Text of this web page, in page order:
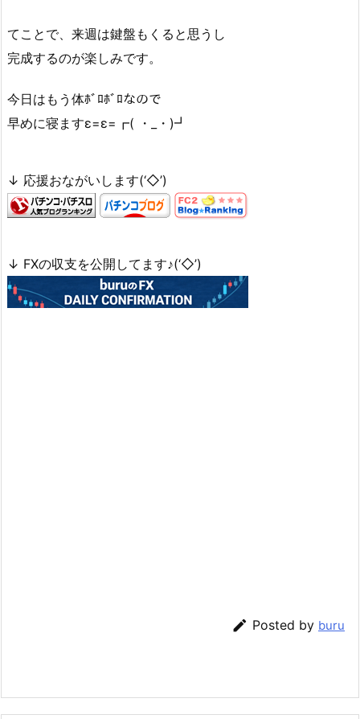
てことで、来週は鍵盤もくると思うし
完成するのが楽しみです。
今日はもう体ﾎﾞﾛﾎﾞﾛなので
早めに寝ますε=ε=┏( ・_・)┛
↓ 応援おながいします(‘◇’)ゞ
↓ FXの収支を公開してます♪(‘◇’)ゞ
 Posted by buru